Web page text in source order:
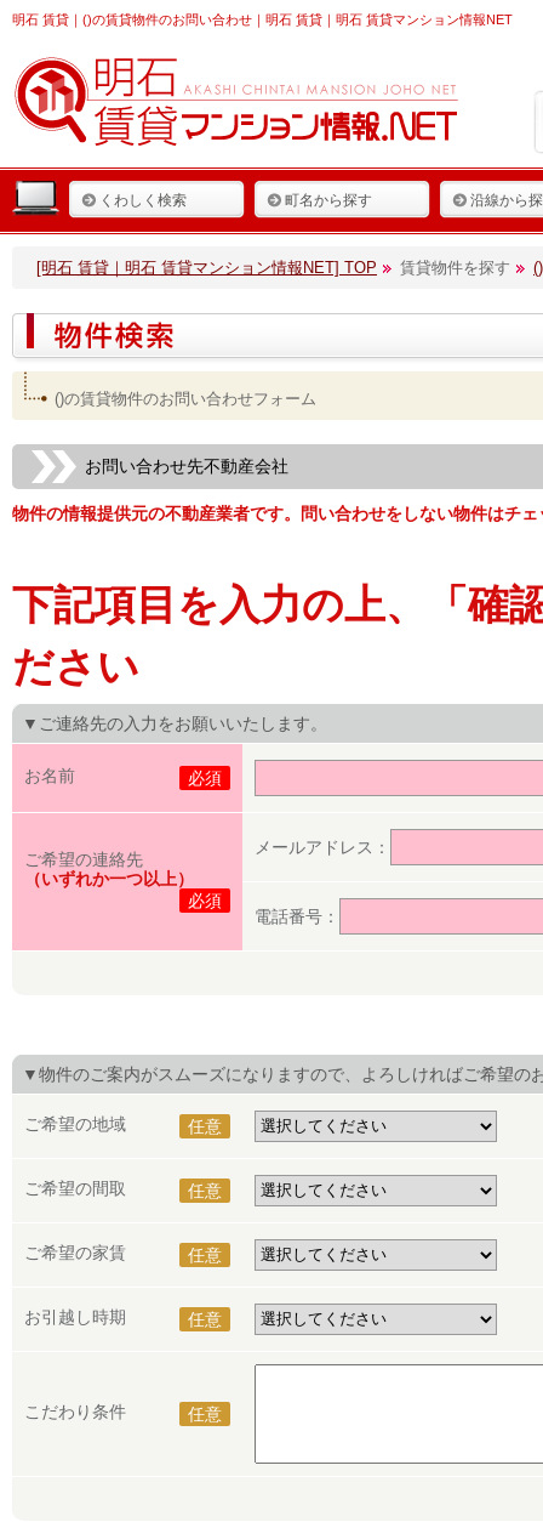
明石 賃貸 ｜()の賃貸物件のお問い合わせ｜明石 賃貸｜明石 賃貸マンション情報NET
くわしく検索 町名から探す 沿線から
[明石 賃貸｜明石 賃貸マンション情報NET] TOP 賃貸物件を探す
()の賃貸物件のお問い合わせフォーム
お問い合わせ先不動産会社
物件の情報提供元の不動産業者です。問い合わせをしない物件はチ
下記項目を入力の上、「確
ださい
▼ご連絡先の入力をお願いいたします。
お名前 必須
ご希望の連絡先
（いずれか一つ以上）
必須
メールアドレス：
電話番号：
▼物件のご案内がスムーズになりますので、よろしければご希望の
ご希望の地域 任意
ご希望の間取 任意
ご希望の家賃 任意
お引越し時期 任意
こだわり条件 任意